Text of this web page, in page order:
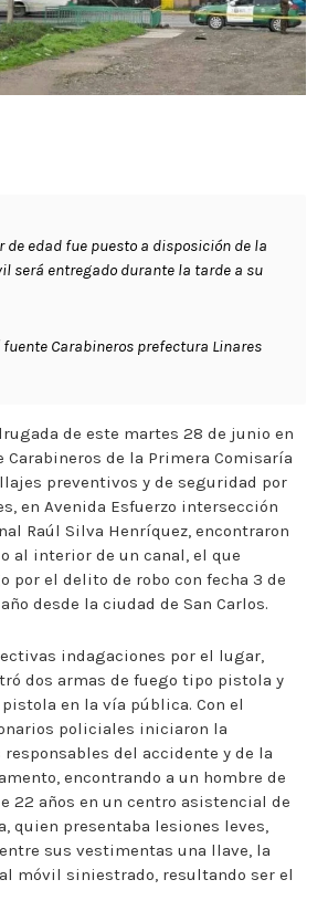
de edad fue puesto a disposición de la
será entregado durante la tarde a su
Carabineros prefectura Linares
de este martes 28 de junio en
de la Primera Comisaría
preventivos y de seguridad por
en Avenida Esfuerzo intersección
Raúl Silva Henríquez, encontraron
al interior de un canal, el que
por el delito de robo con fecha 3 de
desde la ciudad de San Carlos.
indagaciones por el lugar,
dos armas de fuego tipo pistola y
en la vía pública. Con el
policiales iniciaron la
del accidente y de la
encontrando a un hombre de
22 años en un centro asistencial de
quien presentaba lesiones leves,
sus vestimentas una llave, la
móvil siniestrado, resultando ser el